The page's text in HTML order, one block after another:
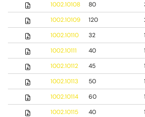
1002.10108
80
1002.10109
120
1002.10110
32
1002.10111
40
1002.10112
45
1002.10113
50
1002.10114
60
1002.10115
40